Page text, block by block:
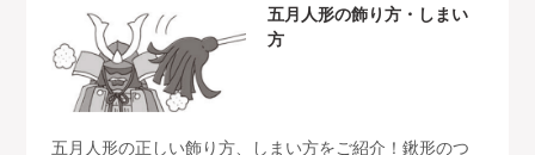
五月人形の飾り方・しまい
方
五月人形の正しい飾り方、しまい方をご紹介！鍬形のつ